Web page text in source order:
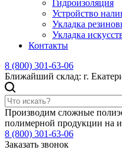
Гидроизоляция
Устройство
Укладка
Укладка
Контакты
8 (800) 301-63-06
Ближайший склад: г.
Производим сложные
полимерной продукции на
8 (800) 301-63-06
Заказать звонок